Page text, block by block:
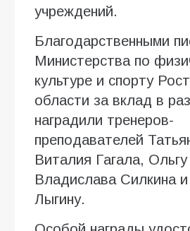
учреждений.
Благодарственными
Министерства по
культуре и спорту
области за вклад в
наградили тренеров-
преподавателей
Виталия Гагала,
Владислава Силкина
Лыгину.